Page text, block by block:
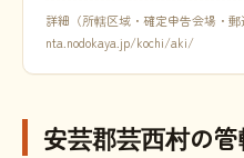
詳細（所轄区域・確定申告会場・
nta.nodokaya.jp/kochi/aki/
安芸郡芸西村の